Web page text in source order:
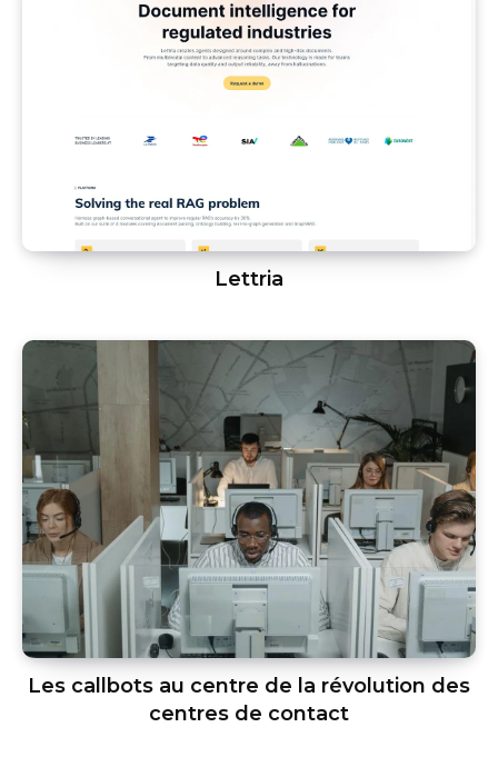
Lettria
Les callbots au centre de la révolution des
centres de contact